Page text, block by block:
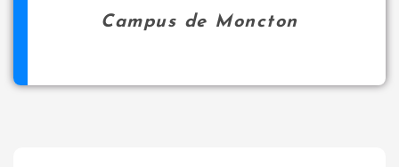
Campus de Moncton